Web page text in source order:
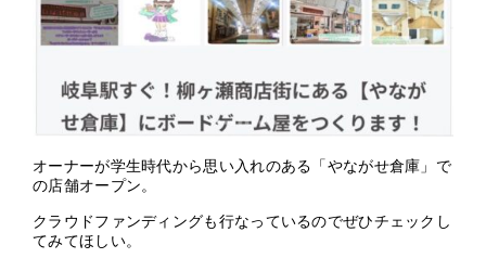
オーナーが学生時代から思い入れのある「やながせ倉庫」で
の店舗オープン。
クラウドファンディングも行なっているのでぜひチェックし
てみてほしい。